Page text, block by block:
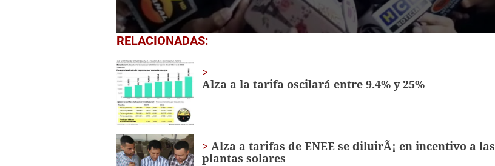
0
seconds
1
minute,
49
secondsVolume
0%
RELACIONADAS:
Alza a la tarifa oscilará entre 9.4% y 25%
Alza a tarifas de ENEE se diluirÃ¡ en incentivo a las
plantas solares